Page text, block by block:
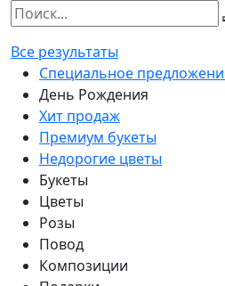
Все результаты
Специальное
День Рождения
Хит продаж
Премиум букеты
Недорогие цветы
Букеты
Цветы
Розы
Повод
Композиции